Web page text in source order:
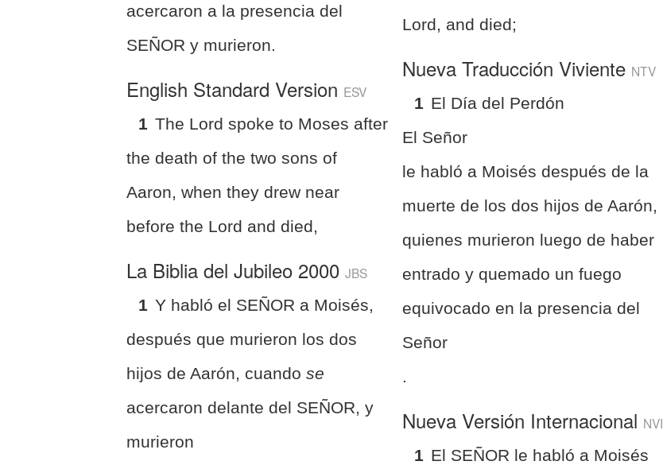
acercaron a la presencia del
SEÑOR y murieron.
English Standard Version ESV
1 The Lord spoke to Moses after
the death of the two sons of
Aaron, when they drew near
before the Lord and died,
La Biblia del Jubileo 2000JBS
1 Y habló el SEÑOR a Moisés,
después que murieron los dos
hijos de Aarón, cuandose
acercaron delante del SEÑOR, y
murieron
Lord, and died;
Nueva Traducción Viviente NTV
1 El Día del Perdón
El Señor
le habló a Moisés después de la
muerte de los dos hijos de Aarón,
quienes murieron luego de haber
entrado y quemado un fuego
equivocado en la presencia del
Señor
.
Nueva Versión Internacional NVI
1 El SEÑOR le habló a Moisés